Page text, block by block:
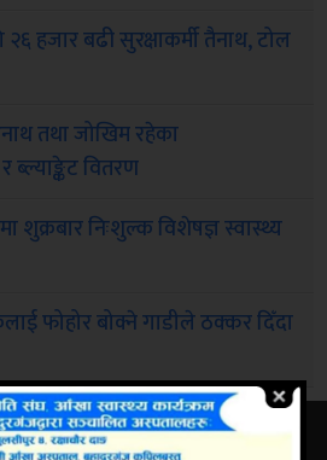
हजार बढी सुरक्षाकर्मी तैनाथ, टोल
तथा जोखिम रहेका
वितरण
शुक्रबार निःशुल्क विशेषज्ञ स्वास्थ्य
फोहोर बोक्ने गाडीले ठक्कर दिँदा
मनोरन्जन